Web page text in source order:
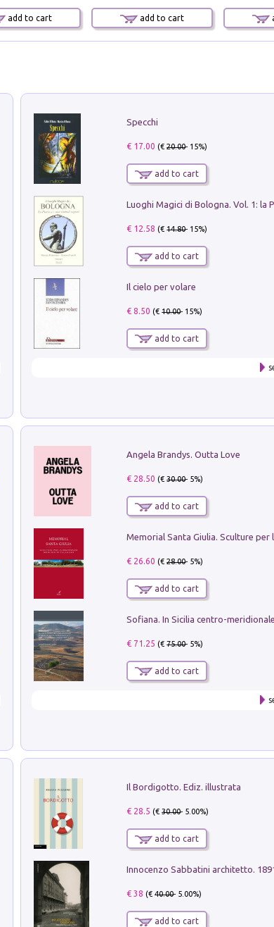
add to cart add to cart
Specchi
€ 17.00 (€20.00- 15%)
add to cart
€ 12.58 (€14.80- 15%)
add to cart
Il cielo per volare
€ 8.50 (€10.00- 15%)
add to cart
Angela Brandys. Outta Love
€ 28.50 (€30.00- 5%)
add to cart
€ 26.60 (€28.00- 5%)
add to cart
€ 71.25 (€75.00- 5%)
add to cart
Il Bordigotto. Ediz. illustrata
€ 28.5 (€30.00- 5.00%)
add to cart
Innocenzo Sabbatini architetto.
€ 38 (€40.00- 5.00%)
add to cart